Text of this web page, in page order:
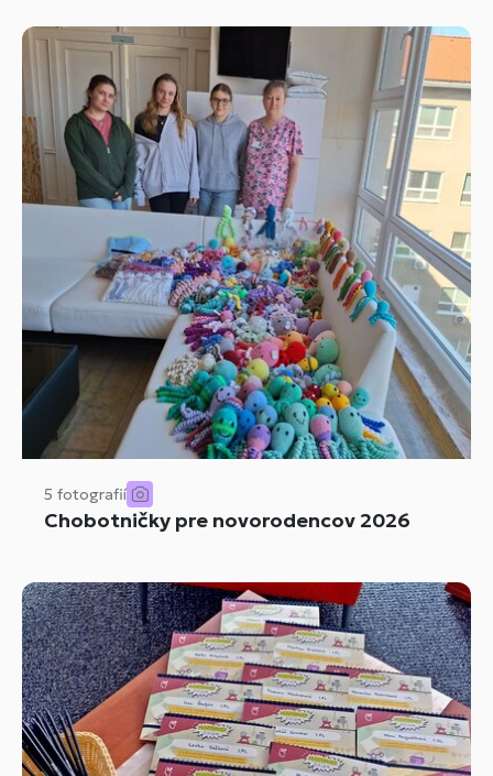
5 fotografií
Chobotničky pre novorodencov 2026